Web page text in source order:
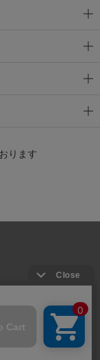
ります
バシーポリシー
シビリティ方針